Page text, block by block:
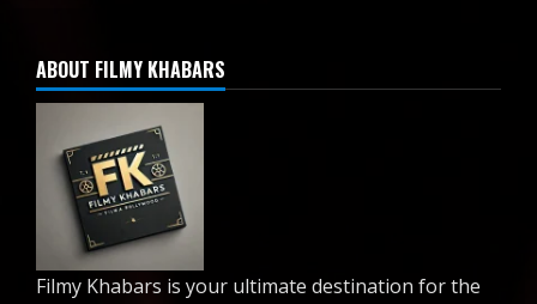
ABOUT FILMY KHABARS
Filmy Khabars is your ultimate destination for the